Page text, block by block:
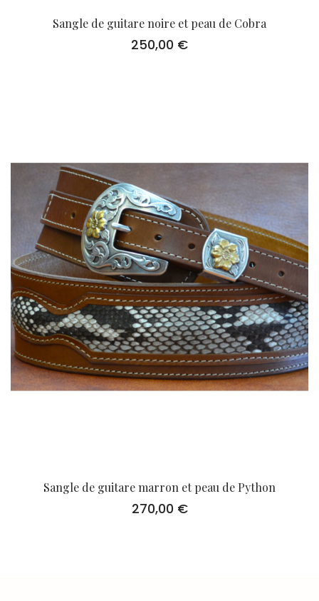
Sangle de guitare noire et peau de Cobra
250,00 €
Sangle de guitare marron et peau de Python
270,00 €